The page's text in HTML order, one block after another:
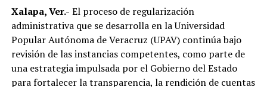
eléctricas y cambio de transformadores, acciones que
forman parte del programa de modernización de la
infraestructura eléctrica que impulsa la CFE en el
municipio.
Destacó que, en apenas siete meses, la inversión ejercida
Xalapa, Ver.- El proceso de regularización
administrativa que se desarrolla en la Universidad
Popular Autónoma de Veracruz (UPAV) continúa bajo
revisión de las instancias competentes, como parte de
una estrategia impulsada por el Gobierno del Estado
para fortalecer la transparencia, la rendición de cuentas